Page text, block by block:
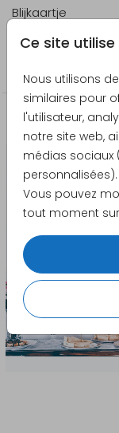
Ce site
Nous utilisons
similaires pour
l'utilisateur,
notre site web,
médias sociaux
personnalisées).
Vous pouvez
tout moment sur
Personnalisation :
Pose :
Idéal pour :
Vidéo
d’application :
Contenu de la
livraison :
Pour toute
service client
Blijkaartje
Catégorie
La papeterie